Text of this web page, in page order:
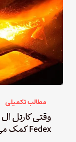
مطالب تکمیلی
وقتی کارتل
Fedex کمک می‌گیرد